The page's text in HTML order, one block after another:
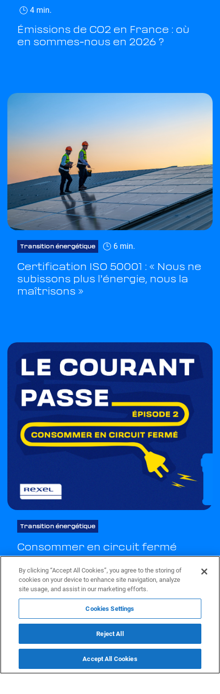
4 min.
Émissions de CO2 en France : où
en sommes-nous en 2026 ?
Transition énergétique 6 min.
Certification ISO 50001 : « Nous ne
subissons plus l’énergie, nous la
maîtrisons »
Transition énergétique
Consommer en circuit fermé
By clicking “Accept All Cookies”, you agree to the storing of
cookies on your device to enhance site navigation, analyze
site usage, and assist in our marketing efforts.
Cookies Settings
Reject All
Accept All Cookies